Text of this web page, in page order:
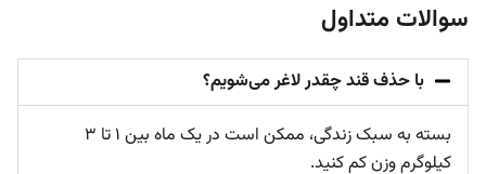
سوالات متداول
با حذف قند چقدر لاغر می‌شویم؟
بسته به سبک زندگی، ممکن است در یک ماه بین 1 تا 3
کیلوگرم وزن کم کنید.